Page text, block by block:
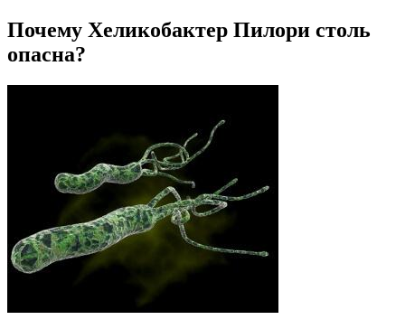
Почему Хеликобактер Пилори столь
опасна?